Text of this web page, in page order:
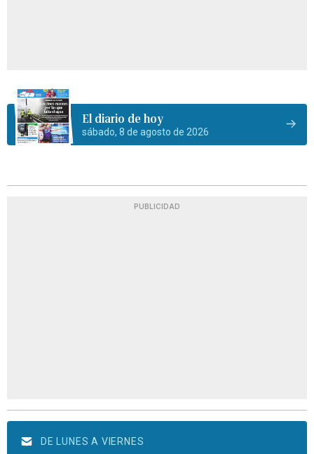
El diario de hoy
sábado, 8 de agosto de 2026
PUBLICIDAD
DE LUNES A VIERNES